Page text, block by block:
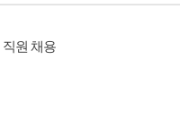
원 채용